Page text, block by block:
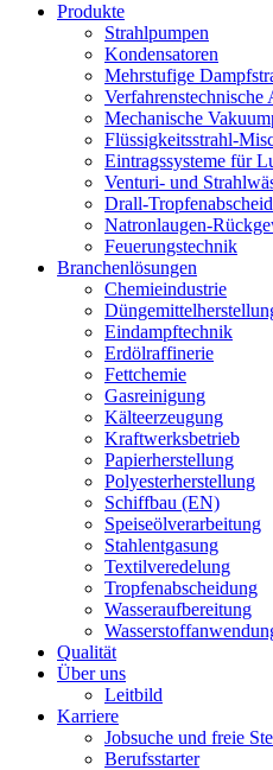
Produkte
Strahlpumpen
Kondensatoren
Mehrstufige
Verfahrenstechnische
Mechanische
Flüssigkeitsstrahl-
Eintragssysteme für
Venturi- und
Drall-
Natronlaugen-
Feuerungstechnik
Branchenlösungen
Chemieindustrie
Eindampftechnik
Erdölraffinerie
Fettchemie
Gasreinigung
Kälteerzeugung
Kraftwerksbetrieb
Papierherstellung
Polyesterherstellung
Schiffbau (EN)
Speiseölverarbeitung
Stahlentgasung
Textilveredelung
Tropfenabscheidung
Wasseraufbereitung
Qualität
Über uns
Leitbild
Karriere
Jobsuche und freie
Berufsstarter